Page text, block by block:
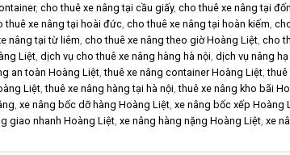
, cho thuê xe nâng tại cầu giấy, cho thuê xe nâng tại
thuê xe nâng tại hoài đức cho thuê xe nâng tại hoàn kiếm
nâng tại từ liêm cho thuê xe nâng theo giờ Hoàng Liệt cho
Liệt dịch vụ cho thuê xe nâng hàng hà nội dịch vụ nâng
an toàn Hoàng Liệt ,thuê xe nâng container Hoàng Liệt ,thuê
Liệt ,thuê xe nâng hàng tại hà nội ,thuê xe nâng kho bãi
xe nâng bốc dỡ hàng Hoàng Liệt xe nâng bốc xếp Hoàng
giao nhanh Hoàng Liệt xe nâng hàng nặng Hoàng Liệt xe